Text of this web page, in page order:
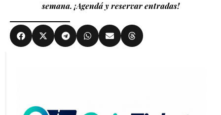
semana. ¡Agendá y reservar entradas!